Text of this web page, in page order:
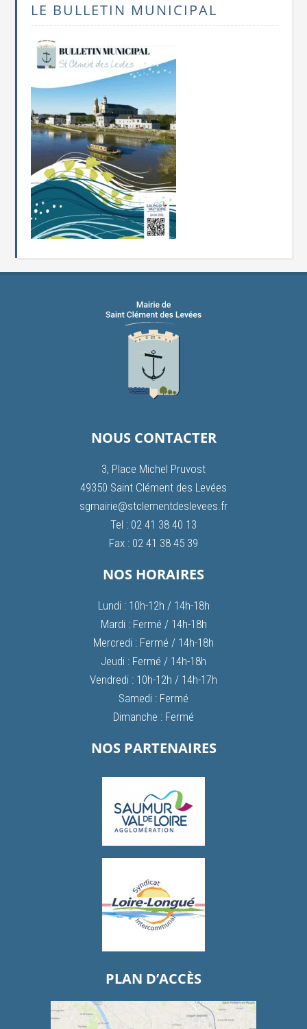
LE BULLETIN MUNICIPAL
NOUS CONTACTER
3, Place Michel Pruvost
49350 Saint Clément des Levées
sgmairie@stclementdeslevees.fr
Tel : 02 41 38 40 13
Fax : 02 41 38 45 39
NOS HORAIRES
Lundi : 10h-12h / 14h-18h
Mardi : Fermé / 14h-18h
Mercredi : Fermé / 14h-18h
Jeudi : Fermé / 14h-18h
Vendredi : 10h-12h / 14h-17h
Samedi : Fermé
Dimanche : Fermé
NOS PARTENAIRES
PLAN D’ACCÈS